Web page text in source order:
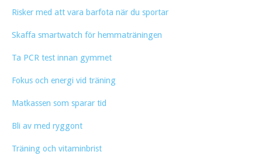
Risker med att vara barfota när du sportar
Skaffa smartwatch för hemmaträningen
Ta PCR test innan gymmet
Fokus och energi vid träning
Matkassen som sparar tid
Bli av med ryggont
Träning och vitaminbrist